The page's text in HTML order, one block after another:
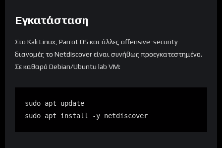
Εγκατάσταση
Στο Kali Linux, Parrot OS και άλλες offensive-security
διανομές το Netdiscover είναι συνήθως προεγκατεστημένο.
Σε καθαρό Debian/Ubuntu lab VM:
sudo apt update
sudo apt install -y netdiscover